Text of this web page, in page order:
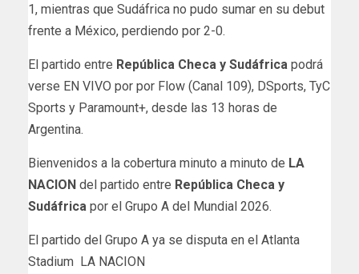
1, mientras que Sudáfrica no pudo sumar en su debut
frente a México, perdiendo por 2-0.
El partido entre República Checa y Sudáfrica podrá
verse EN VIVO por por Flow (Canal 109), DSports, TyC
Sports y Paramount+, desde las 13 horas de
Argentina.
Bienvenidos a la cobertura minuto a minuto de LA
NACION del partido entre República Checa y
Sudáfrica por el Grupo A del Mundial 2026.
​El partido del Grupo A ya se disputa en el Atlanta
Stadium LA NACION